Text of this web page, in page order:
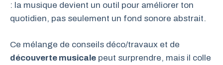
: la musique devient un outil pour améliorer ton
quotidien, pas seulement un fond sonore abstrait.
Ce mélange de conseils déco/travaux et de
découverte musicale peut surprendre, mais il colle